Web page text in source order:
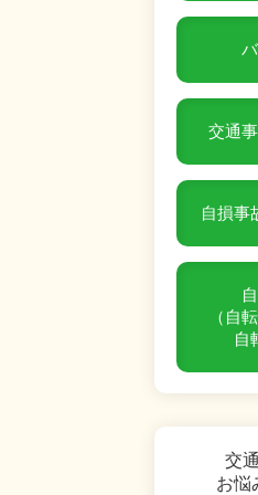
交通
自損事
（自
自
交
お悩